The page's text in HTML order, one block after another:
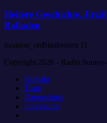
Heitere Geschichte,
Balladen
location_onBlaubeuren 11
Copyright 2026 - Radio
Kontakt
Team
Datenschutz
Impressum